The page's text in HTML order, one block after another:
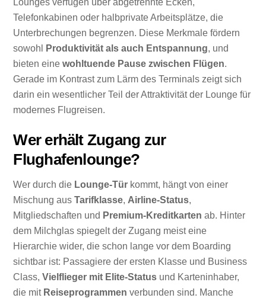
Lounges verfügen über abgetrennte Ecken,
Telefonkabinen oder halbprivate Arbeitsplätze, die
Unterbrechungen begrenzen. Diese Merkmale fördern
sowohl
Produktivität als auch Entspannung, und
bieten einewohltuende Pause zwischen Flügen.
Gerade im Kontrast zum Lärm des Terminals zeigt sich
darin ein wesentlicher Teil der Attraktivität der Lounge für
modernes Flugreisen.
Wer erhält Zugang zur
Flughafenlounge?
Wer durch die Lounge-Tür kommt, hängt von einer
Mischung ausTarifklasse, Airline-Status,
Mitgliedschaften und Premium-Kreditkarten ab. Hinter
dem Milchglas spiegelt der Zugang meist eine
Hierarchie wider, die schon lange vor dem Boarding
sichtbar ist: Passagiere der ersten Klasse und Business
Class,Vielflieger mit Elite-Status und Karteninhaber,
die mit Reiseprogrammen verbunden sind. Manche